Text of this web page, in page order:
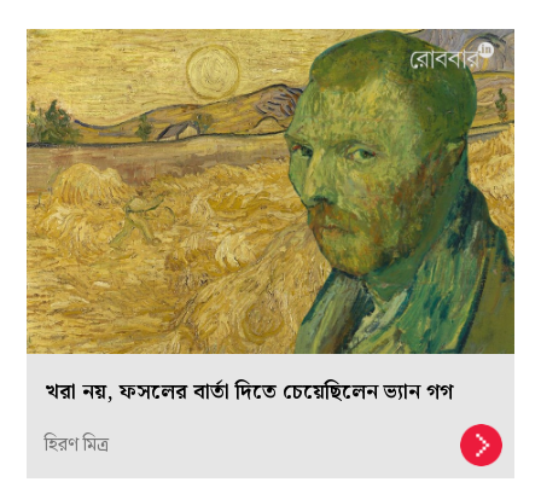
খরা নয়, ফসলের বার্তা দিতে চেয়েছিলেন ভ্যান গগ
হিরণ মিত্র